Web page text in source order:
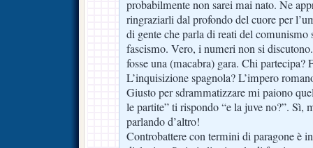
probabilmente non sarei mai nato. Ne
ringraziarli dal profondo del cuore per
di gente che parla di reati del
fascismo. Vero, i numeri non si
fosse una (macabra) gara. Chi partecipa?
L’inquisizione spagnola? L’impero
Giusto per sdrammatizzare mi paiono
le partite” ti rispondo “e la juve no?”. Sì,
parlando d’altro!
Controbattere con termini di paragone è